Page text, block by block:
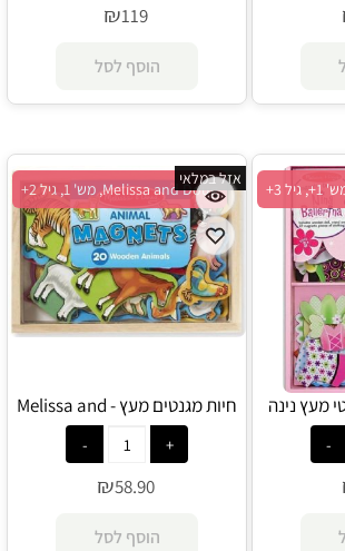
₪119
הוסף לסל
מעץ נינה
Melissa and Doug, מש' 1, גיל 2+
אזל במלאי
חיות מגנטים מעץ - Melissa and
₪58.90
הוסף לסל